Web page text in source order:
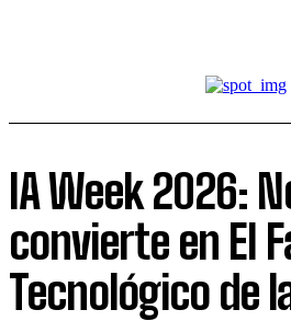
IA Week 2026:
convierte en El
Tecnológico de